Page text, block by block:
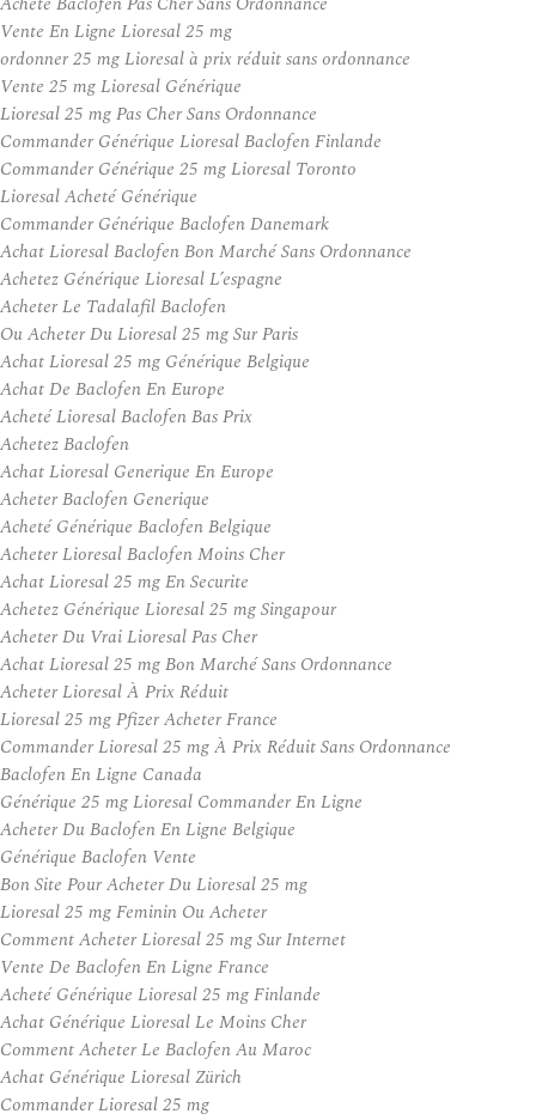
Vente En Ligne Lioresal 25 mg
ordonner 25 mg Lioresal à prix réduit sans ordonnance
Vente 25 mg Lioresal Générique
Lioresal 25 mg Pas Cher Sans Ordonnance
Commander Générique Lioresal Baclofen Finlande
Commander Générique 25 mg Lioresal Toronto
Lioresal Acheté Générique
Commander Générique Baclofen Danemark
Achat Lioresal Baclofen Bon Marché Sans Ordonnance
Achetez Générique Lioresal L’espagne
Acheter Le Tadalafil Baclofen
Ou Acheter Du Lioresal 25 mg Sur Paris
Achat Lioresal 25 mg Générique Belgique
Achat De Baclofen En Europe
Acheté Lioresal Baclofen Bas Prix
Achetez Baclofen
Achat Lioresal Generique En Europe
Acheter Baclofen Generique
Acheté Générique Baclofen Belgique
Acheter Lioresal Baclofen Moins Cher
Achat Lioresal 25 mg En Securite
Achetez Générique Lioresal 25 mg Singapour
Acheter Du Vrai Lioresal Pas Cher
Achat Lioresal 25 mg Bon Marché Sans Ordonnance
Acheter Lioresal À Prix Réduit
Lioresal 25 mg Pfizer Acheter France
Commander Lioresal 25 mg À Prix Réduit Sans Ordonnance
Baclofen En Ligne Canada
Générique 25 mg Lioresal Commander En Ligne
Acheter Du Baclofen En Ligne Belgique
Générique Baclofen Vente
Bon Site Pour Acheter Du Lioresal 25 mg
Lioresal 25 mg Feminin Ou Acheter
Comment Acheter Lioresal 25 mg Sur Internet
Vente De Baclofen En Ligne France
Acheté Générique Lioresal 25 mg Finlande
Achat Générique Lioresal Le Moins Cher
Comment Acheter Le Baclofen Au Maroc
Achat Générique Lioresal Zürich
Commander Lioresal 25 mg